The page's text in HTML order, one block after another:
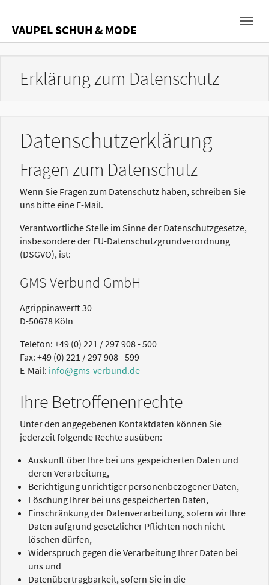
VAUPEL SCHUH & MODE
Erklärung zum Datenschutz
Datenschutzerklärung
Fragen zum Datenschutz
Wenn Sie Fragen zum Datenschutz haben, schreiben Sie
uns bitte eine E-Mail.
Verantwortliche Stelle im Sinne der Datenschutzgesetze,
insbesondere der EU-Datenschutzgrundverordnung
(DSGVO), ist:
GMS Verbund GmbH
Agrippinawerft 30
D-50678 Köln
Telefon: +49 (0) 221 / 297 908 - 500
Fax: +49 (0) 221 / 297 908 - 599
E-Mail: info@gms-verbund.de
Ihre Betroffenenrechte
Unter den angegebenen Kontaktdaten können Sie
jederzeit folgende Rechte ausüben:
Auskunft über Ihre bei uns gespeicherten Daten und
deren Verarbeitung,
Berichtigung unrichtiger personenbezogener Daten,
Löschung Ihrer bei uns gespeicherten Daten,
Einschränkung der Datenverarbeitung, sofern wir Ihre
Daten aufgrund gesetzlicher Pflichten noch nicht
löschen dürfen,
Widerspruch gegen die Verarbeitung Ihrer Daten bei
uns und
Datenübertragbarkeit, sofern Sie in die